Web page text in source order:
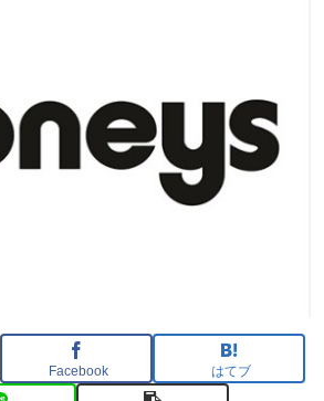
Facebook はてブ